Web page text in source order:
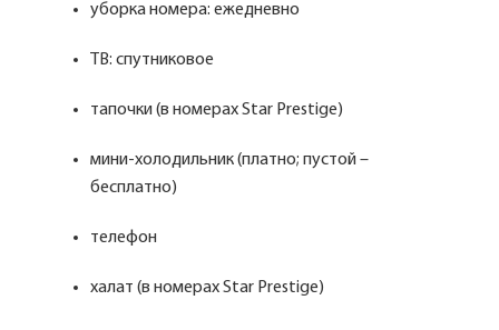
уборка номера: ежедневно
ТВ: спутниковое
тапочки (в номерах Star Prestige)
мини-холодильник (платно; пустой –
бесплатно)
телефон
халат (в номерах Star Prestige)